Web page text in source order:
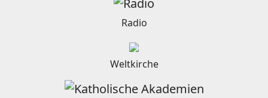
Radio
Weltkirche